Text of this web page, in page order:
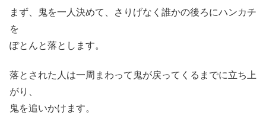
まず、鬼を一人決めて、さりげなく誰かの後ろにハンカチ
を
ぽとんと落とします。
落とされた人は一周まわって鬼が戻ってくるまでに立ち上
がり、
鬼を追いかけます。